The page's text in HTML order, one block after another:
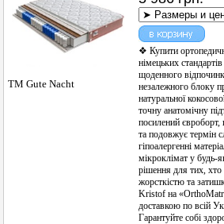
ТМ Gute Nacht
❖ Купити
німецьких
щоденного
незалежного блоку
натуральної
точну анатомічну
посилений євроборт,
та подовжує термін
гіпоалергенні
мікроклімат у будь-
рішення для тих,
жорсткістю та
Kristof на
доставкою по всій
Гарантуйте собі